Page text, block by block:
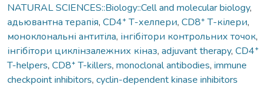
NATURAL SCIENCES::Biology::Cell and molecular biology,
адьювантна терапія, CD4⁺ Т-хелпери, CD8⁺ Т-кілери,
моноклональні антитіла, інгібітори контрольних точок,
інгібітори циклінзалежних кіназ, adjuvant therapy, CD4⁺
T-helpers, CD8⁺ T-killers, monoclonal antibodies, immune
checkpoint inhibitors, cyclin-dependent kinase inhibitors